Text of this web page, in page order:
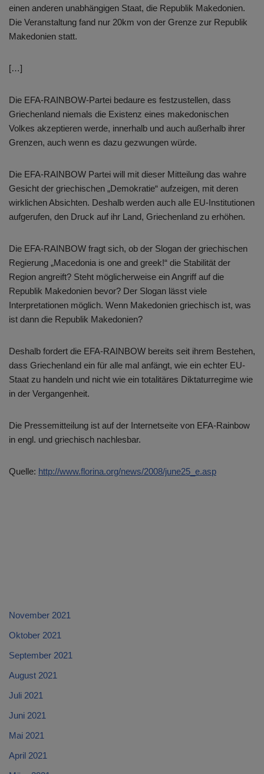
einen anderen unabhängigen Staat, die Republik Makedonien.
Die Veranstaltung fand nur 20km von der Grenze zur Republik
Makedonien statt.
[…]
Die EFA-RAINBOW-Partei bedaure es festzustellen, dass
Griechenland niemals die Existenz eines makedonischen
Volkes akzeptieren werde, innerhalb und auch außerhalb ihrer
Grenzen, auch wenn es dazu gezwungen würde.
Die EFA-RAINBOW Partei will mit dieser Mitteilung das wahre
Gesicht der griechischen „Demokratie“ aufzeigen, mit deren
wirklichen Absichten. Deshalb werden auch alle EU-Institutionen
aufgerufen, den Druck auf ihr Land, Griechenland zu erhöhen.
Die EFA-RAINBOW fragt sich, ob der Slogan der griechischen
Regierung „Macedonia is one and greek!“ die Stabilität der
Region angreift? Steht möglicherweise ein Angriff auf die
Republik Makedonien bevor? Der Slogan lässt viele
Interpretationen möglich. Wenn Makedonien griechisch ist, was
ist dann die Republik Makedonien?
Deshalb fordert die EFA-RAINBOW bereits seit ihrem Bestehen,
dass Griechenland ein für alle mal anfängt, wie ein echter EU-
Staat zu handeln und nicht wie ein totalitäres Diktaturregime wie
in der Vergangenheit.
Die Pressemitteilung ist auf der Internetseite von EFA-Rainbow
in engl. und griechisch nachlesbar.
Quelle: http://www.florina.org/news/2008/june25_e.asp
November 2021
Oktober 2021
September 2021
August 2021
Juli 2021
Juni 2021
Mai 2021
April 2021